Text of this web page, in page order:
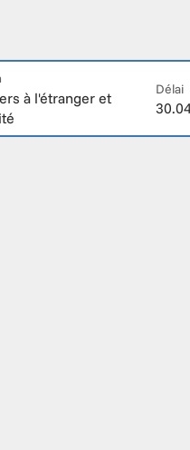
à l'étranger et
Délai